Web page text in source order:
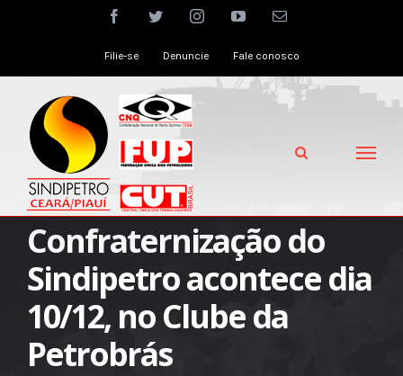
facebooktwitter instagramyoutubeEmail
Filie-se Denuncie Fale conosco
Confraternização do
Sindipetro acontece dia
10/12, no Clube da
Petrobrás